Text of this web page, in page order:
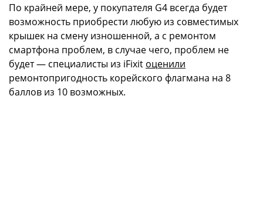
По крайней мере, у покупателя G4 всегда будет
возможность приобрести любую из совместимых
крышек на смену изношенной, а с ремонтом
смартфона проблем, в случае чего, проблем не
будет — специалисты из iFixit оценили
ремонтопригодность корейского флагмана на 8
баллов из 10 возможных.